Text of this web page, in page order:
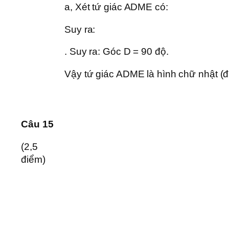
Câu 15
(2,5
điểm)
a, Xét tứ giác ADME có:
Suy ra:
. Suy ra: Góc D = 90 độ.
Vậy tứ giác ADME là hình chữ nhật